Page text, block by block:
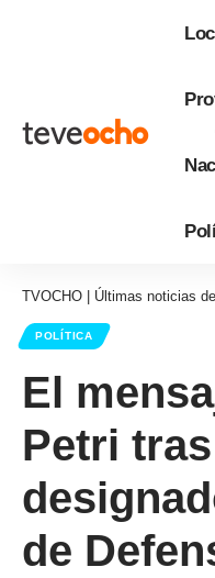
TVOCHO | Últimas noticias
POLÍTICA
El
Petri
de